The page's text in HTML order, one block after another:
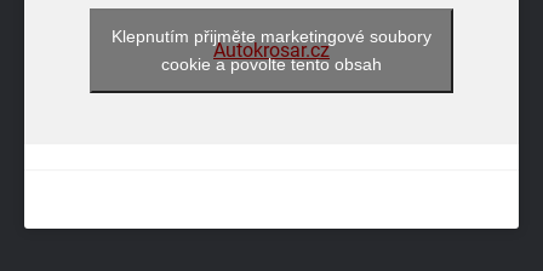
Autokrosar.cz
Klepnutím přijměte marketingové soubory
cookie a povolte tento obsah